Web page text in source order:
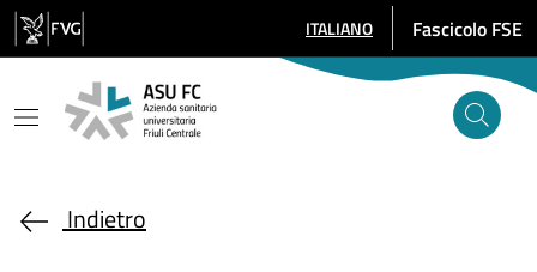
Salta al contenuto principale
SELEZIONE LINGUA: LINGUA
ITALIANO Fascicolo FSE
Indietro